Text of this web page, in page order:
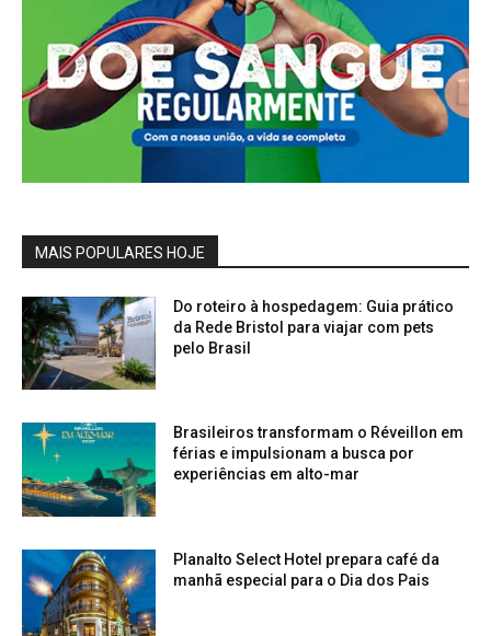
MAIS POPULARES HOJE
Do roteiro à hospedagem: Guia prático
da Rede Bristol para viajar com pets
pelo Brasil
Brasileiros transformam o Réveillon em
férias e impulsionam a busca por
experiências em alto-mar
Planalto Select Hotel prepara café da
manhã especial para o Dia dos Pais